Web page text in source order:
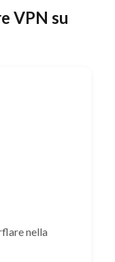
VPN su
nella